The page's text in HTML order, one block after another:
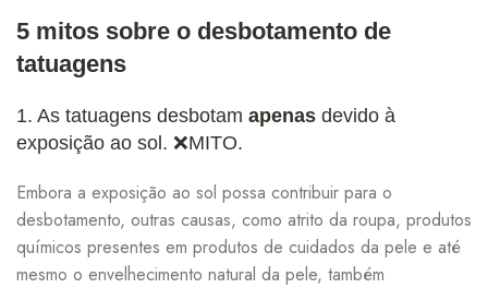
5 mitos sobre o desbotamento de
tatuagens
1. As tatuagens desbotam apenas devido à
exposição ao sol. ❌MITO.
Embora a exposição ao sol possa contribuir para o
desbotamento, outras causas, como atrito da roupa, produtos
químicos presentes em produtos de cuidados da pele e até
mesmo o envelhecimento natural da pele, também
R$169,80R$152,82
R$144,80R$ 130,32